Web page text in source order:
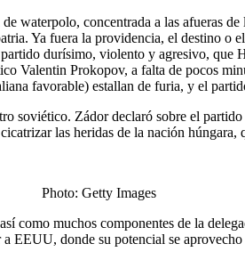
waterpolo, concentrada a las afueras
Ya fuera la providencia, el destino
durísimo, violento y agresivo,
Valentin Prokopov, a falta de pocos
favorable) estallan de furia, y el
soviético. Zádor declaró sobre el partido
las heridas de la nación húngara,
Photo: Getty Images
como muchos componentes de la
EEUU, donde su potencial se